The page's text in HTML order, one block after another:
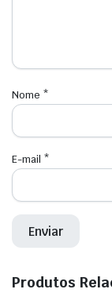
Nome *
E-mail *
Produtos